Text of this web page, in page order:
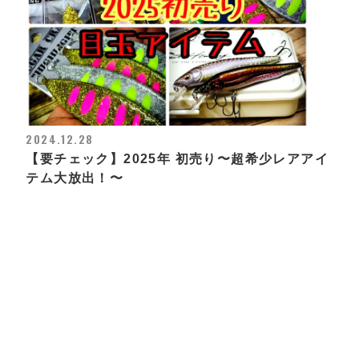
2024.12.28
【要チェック】2025年 初売り〜超希少レアアイ
テム大放出！〜